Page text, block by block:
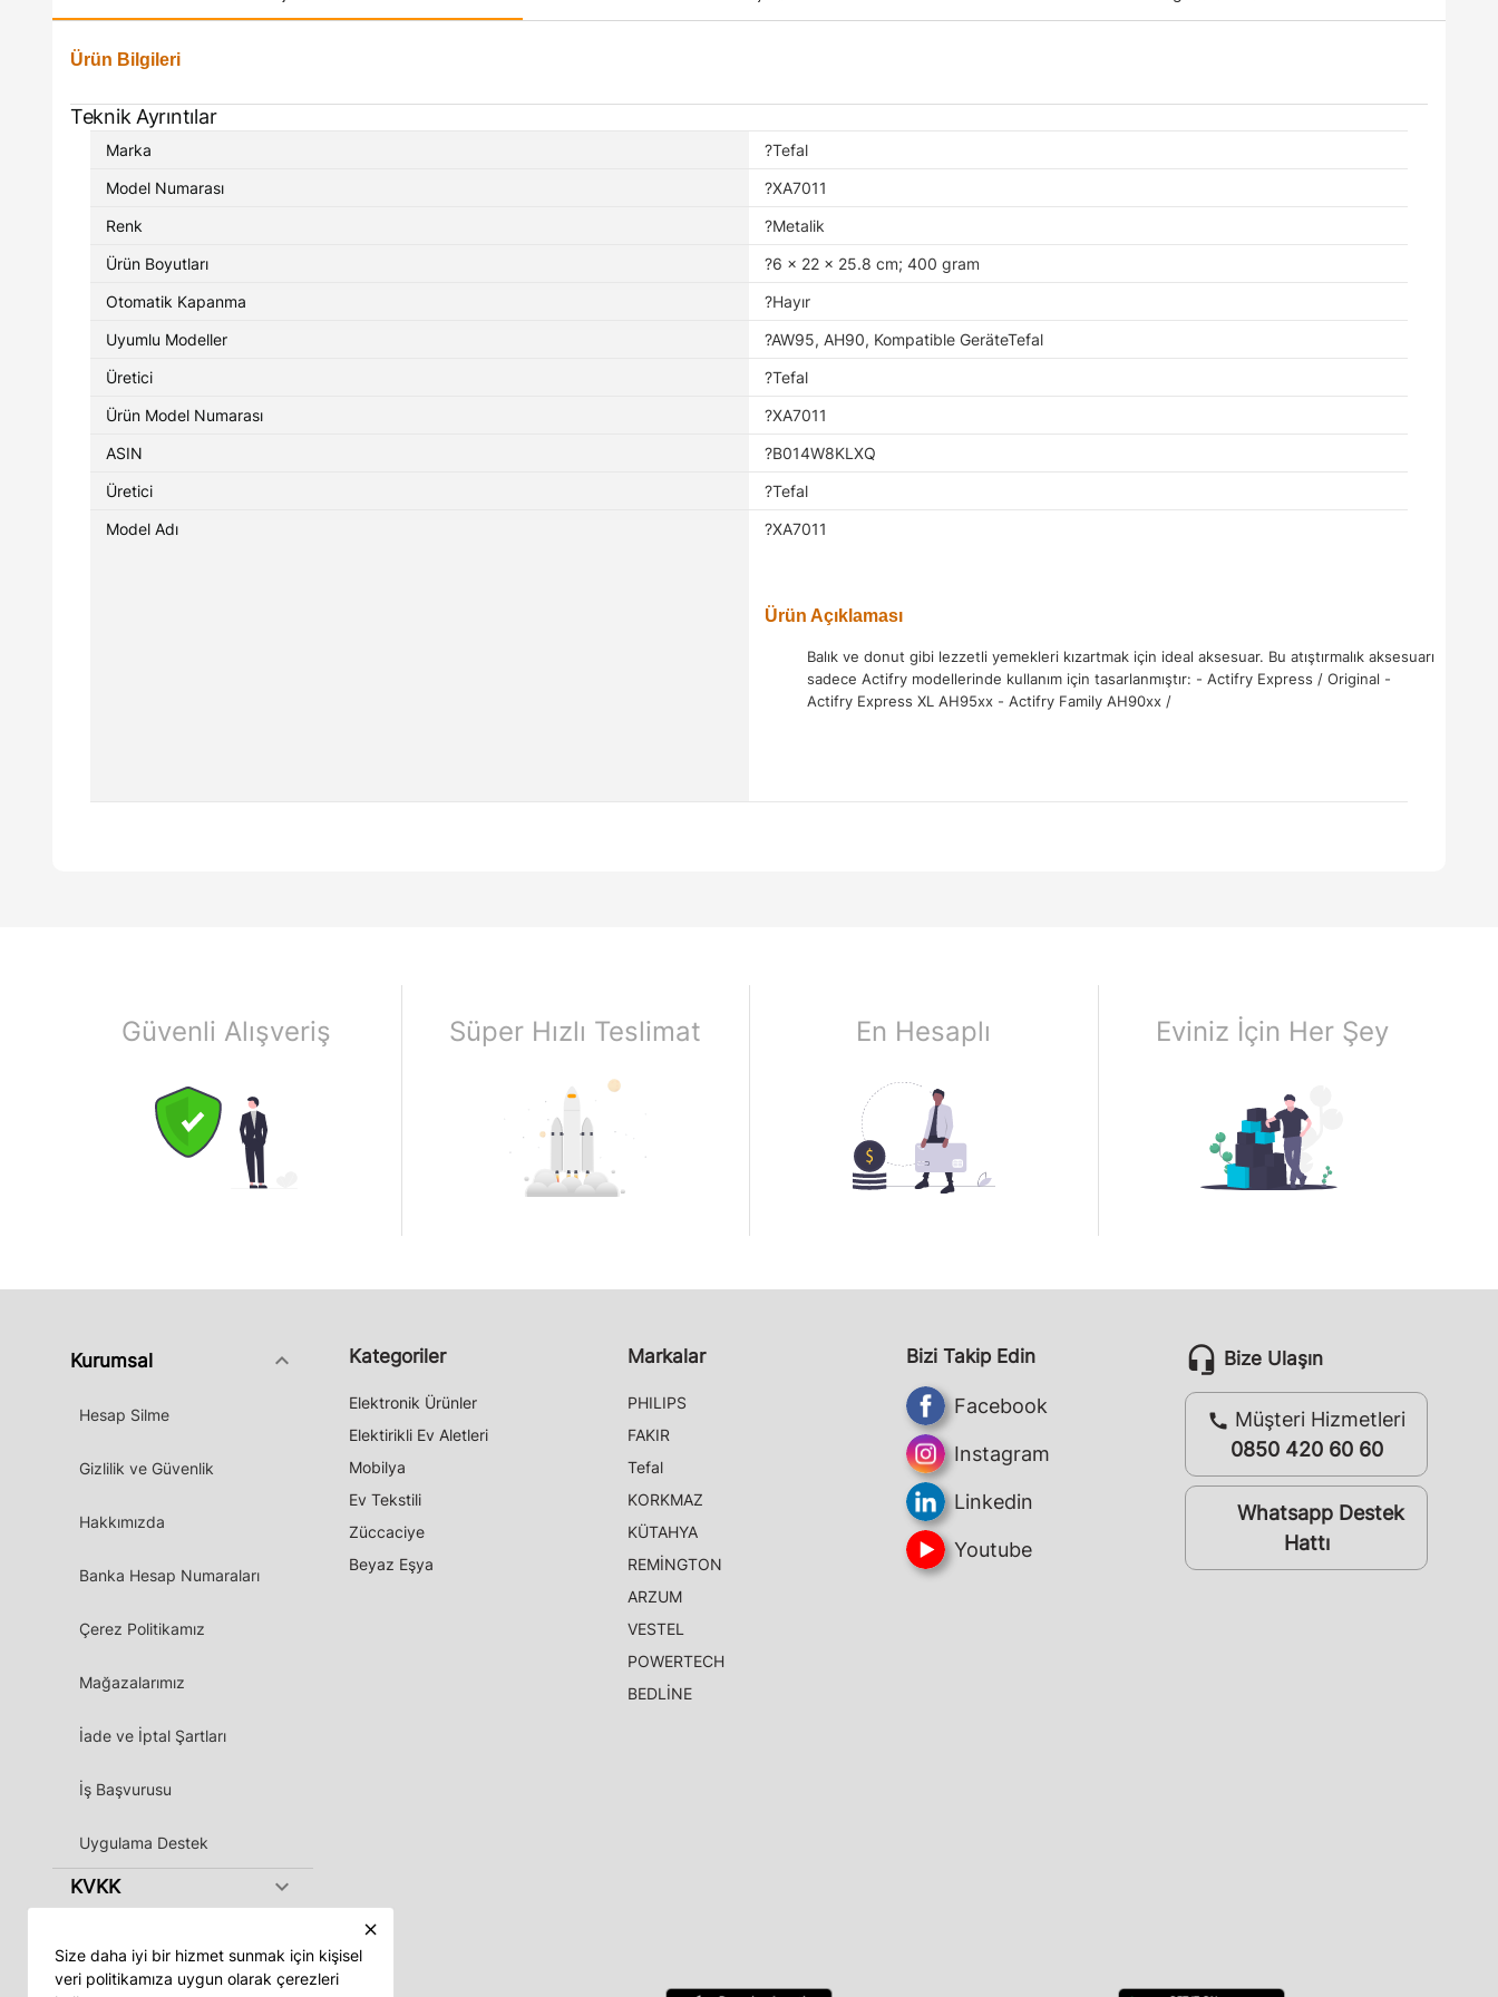
Ürün Bilgileri
Teknik Ayrıntılar
Marka
?Tefal
Model Numarası
?XA7011
Renk
?Metalik
Ürün Boyutları
?6 x 22 x 25.8 cm; 400 gram
Otomatik Kapanma
?Hayır
Uyumlu Modeller
?AW95, AH90, Kompatible GeräteTefal
Üretici
?Tefal
Ürün Model Numarası
?XA7011
ASIN
?B014W8KLXQ
Üretici
?Tefal
Model Adı
?XA7011
Ürün Açıklaması
Balık ve donut gibi lezzetli yemekleri kızartmak için ideal aksesuar. Bu atıştırmalık aksesuarı
sadece Actifry modellerinde kullanım için tasarlanmıştır: - Actifry Express / Original -
Actifry Express XL AH95xx - Actifry Family AH90xx /
Güvenli Alışveriş Süper Hızlı Teslimat En Hesaplı Eviniz İçin Her Şey
Kurumsal keyboard_arrow_down
Hesap Silme
Gizlilik ve Güvenlik
Hakkımızda
Banka Hesap Numaraları
Çerez Politikamız
Mağazalarımız
İade ve İptal Şartları
İş Başvurusu
Uygulama Destek
KVKK keyboard_arrow_down
Kategoriler
Elektronik Ürünler
Elektirikli Ev Aletleri
Mobilya
Ev Tekstili
Züccaciye
Beyaz Eşya
Markalar
PHILIPS
FAKIR
Tefal
KORKMAZ
KÜTAHYA
REMİNGTON
ARZUM
VESTEL
POWERTECH
BEDLİNE
Bizi Takip Edin
Facebook
Instagram
Linkedin
Youtube
headset_mic Bize Ulaşın
call Müşteri Hizmetleri
0850 420 60 60
whatsappWhatsapp Destek
Hattı
close
Size daha iyi bir hizmet sunmak için kişisel
veri politikamıza uygun olarak çerezleri